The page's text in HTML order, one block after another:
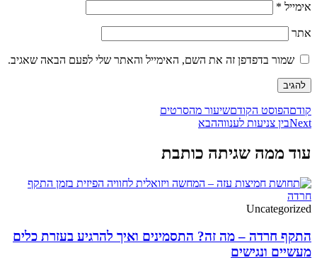
אימייל *
אתר
שמור בדפדפן זה את השם, האימייל והאתר שלי לפעם הבאה שאגיב.
קודםהפוסט הקודםשיעור מהסרטים
Nextבין צניעות לענווההבא
עוד ממה שגיתה כותבת
Uncategorized
התקף חרדה – מה זה? התסמינים ואיך להרגיע בעזרת כלים
מעשיים ונגישים